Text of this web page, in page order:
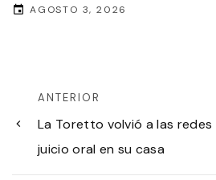
AGOSTO 3, 2026
ANTERIOR
La Toretto volvió a las
juicio oral en su casa